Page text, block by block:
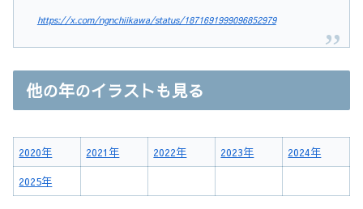
https://x.com/ngnchiikawa/status/1871691999096852979
他の年のイラストも見る
2020年 2021年 2022年 2023年 2024年
2025年